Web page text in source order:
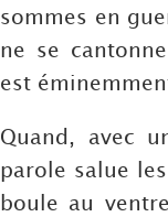
sommes en
ne se
est
Quand, avec
parole salue
boule au